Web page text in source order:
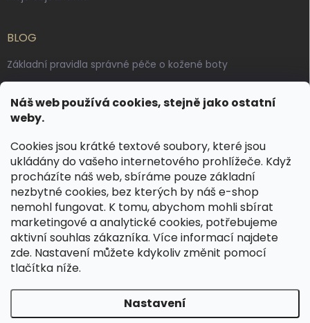
Náš web používá cookies, stejně jako ostatní
weby.
Cookies jsou krátké textové soubory, které jsou
ukládány do vašeho internetového prohlížeče. Když
procházíte náš web, sbíráme pouze základní
nezbytné cookies, bez kterých by náš e-shop
nemohl fungovat. K tomu, abychom mohli sbírat
marketingové a analytické cookies, potřebujeme
aktivní souhlas zákazníka. Více informací najdete
zde. Nastavení můžete kdykoliv změnit pomocí
tlačítka níže.
Nastavení
BLOG
Základní pravidla správné péče o kožené boty
Výroba českých kožených opasků: vůně pravé kůže, dotek
řemesla
KONTAKT
dotazy@spongr.cz
+420 776 663 962
https://www.facebook.com/spongr.cz
spongr.cz